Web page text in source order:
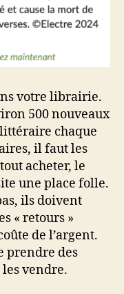
votre librairie.
500 nouveaux
chaque
il faut les
acheter, le
une place folle.
ils doivent
« retours »
de l’argent.
prendre des
les vendre.